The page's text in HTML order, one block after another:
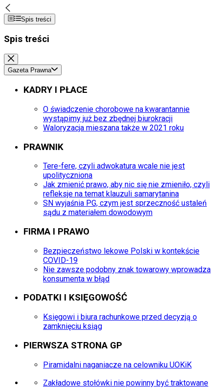
Spis treści
Spis treści
Gazeta Prawna
KADRY I PŁACE
O świadczenie chorobowe na kwarantannie
wystąpimy już bez zbędnej biurokracji
Waloryzacja mieszana także w 2021 roku
PRAWNIK
Tere-fere, czyli adwokatura wcale nie jest
upolityczniona
Jak zmienić prawo, aby nic się nie zmieniło, czyli
refleksje na temat klauzuli samarytanina
SN wyjaśnia PG, czym jest sprzeczność ustaleń
sądu z materiałem dowodowym
FIRMA I PRAWO
Bezpieczeństwo lekowe Polski w kontekście
COVID-19
Nie zawsze podobny znak towarowy wprowadza
konsumenta w błąd
PODATKI I KSIĘGOWOŚĆ
Księgowi i biura rachunkowe przed decyzją o
zamknięciu ksiąg
PIERWSZA STRONA GP
Piramidalni naganiacze na celowniku UOKiK
Zakładowe stołówki nie powinny być traktowane